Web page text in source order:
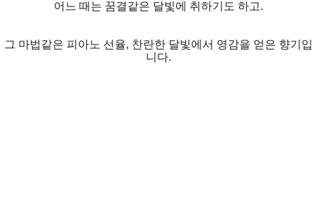
어느 때는 꿈결같은 달빛에 취하기도 하고.
그 마법같은 피아노 선율, 찬란한 달빛에서 영감을 얻은 향기입
니다.